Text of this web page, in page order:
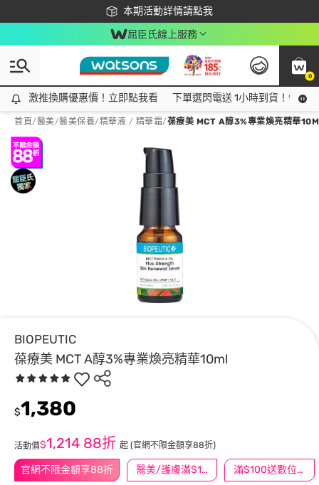
本期活動詳情請點我
下載app最高回饋$350
屈臣氏線上服務
0
激推換購優惠價！立即點我看
激推換購優惠價！立即點我看 下單選閃電送 1小時到貨！領神
首頁/醫美/醫美保養/精華液 / 精華霜/葆療美 MCT A醇3%專業煥亮精華
BIOPEUTIC
葆療美 MCT A醇3%專業煥亮精華10ml
官網不限金額享88折 醫美/護膚滿$1200送$200 滿$100送數位印花
$1,380
活動價$1,214 88折 起 (官網不限金額享88折)